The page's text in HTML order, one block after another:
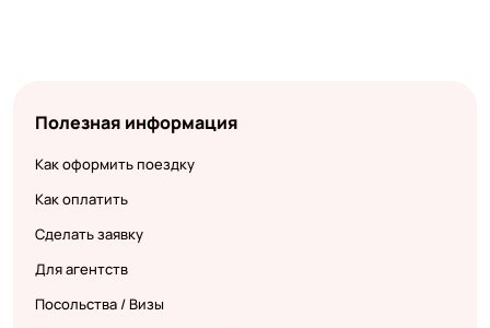
Полезная информация
Как оформить поездку
Как оплатить
Сделать заявку
Для агентств
Посольства / Визы